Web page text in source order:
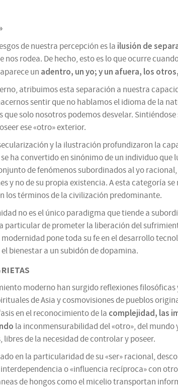
de nuestra percepción es la ilusión de
nos rodea. De hecho, esto es lo que ocurre
un adentro, un yo; y un afuera, los
atribuimos esta separación a nuestra
sentir que no hablamos el idioma de la
que solo nosotros podemos desvelar.
ese «otro» exterior.
y la ilustración profundizaron la
ha convertido en sinónimo de un individuo
de fenómenos subordinados al yo
y no de su propia existencia. A esta categoría
los términos de la civilización predominante.
no es el único paradigma que tiende a
particular de prometer la liberación del
pone toda su fe en el desarrollo
bienestar a un subidón de dopamina.
moderno han surgido reflexiones
de Asia y cosmovisiones de pueblos
en el reconocimiento de la complejidad, las
la inconmensurabilidad del «otro», del
de la necesidad de controlar y poseer.
en la particularidad de su «ser» racional,
o «influencia recíproca» con
de hongos como el micelio transportan